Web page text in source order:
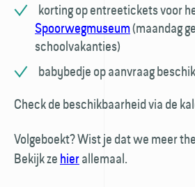
korting op entreetickets voor
Spoorwegmuseum(maandag
schoolvakanties)
babybedje op aanvraag
Check de beschikbaarheid via de
Volgeboekt? Wist je dat we meer
Bekijk zehierallemaal.